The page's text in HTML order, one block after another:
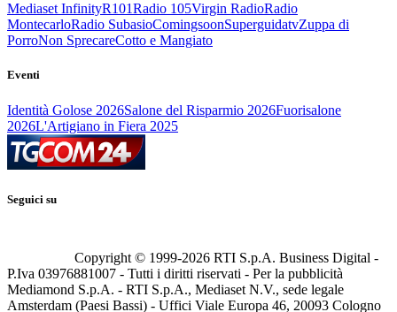
Mediaset InfinityR101Radio 105Virgin RadioRadio
MontecarloRadio SubasioComingsoonSuperguidatvZuppa di
PorroNon SprecareCotto e Mangiato
Eventi
Identità Golose 2026Salone del Risparmio 2026Fuorisalone
2026L'Artigiano in Fiera 2025
Seguici su
Copyright © 1999-2026 RTI S.p.A. Business Digital -
P.Iva 03976881007 - Tutti i diritti riservati - Per la pubblicità
Mediamond S.p.A. - RTI S.p.A., Mediaset N.V., sede legale
Amsterdam (Paesi Bassi) - Uffici Viale Europa 46, 20093 Cologno